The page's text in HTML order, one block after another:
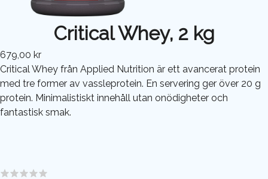
Critical Whey, 2 kg
679,00 kr
Critical Whey från Applied Nutrition är ett avancerat protein
med tre former av vassleprotein. En servering ger över 20 g
protein. Minimalistiskt innehåll utan onödigheter och
fantastisk smak.